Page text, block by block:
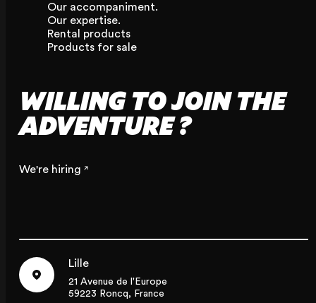
Our accompaniment.
Our expertise.
Rental products
Products for sale
WILLING TO JOIN THE
ADVENTURE ?
We're hiring
Lille
21 Avenue de l'Europe
59223 Roncq, France